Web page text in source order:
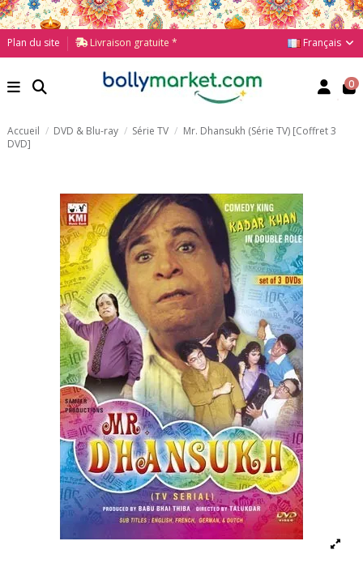
Plan du site Livraison gratuite * Français
0
Accueil DVD & Blu-ray Série TV
Mr. Dhansukh (Série TV) [Coffret 3
DVD]